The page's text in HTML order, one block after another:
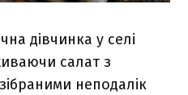
дівчинка у селі
салат з
неподалік